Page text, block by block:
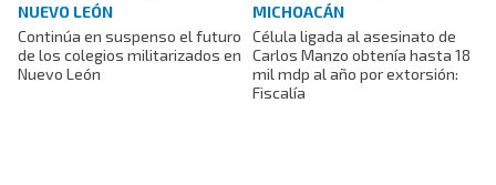
NUEVO LEÓN
Continúa en suspenso el futuro
de los colegios militarizados en
Nuevo León
MICHOACÁN
Célula ligada al asesinato de
Carlos Manzo obtenía hasta 18
mil mdp al año por extorsión:
Fiscalía